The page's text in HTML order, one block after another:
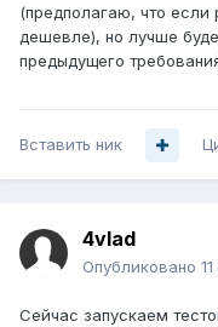
(предполагаю, что если
дешевле), но лучше
предыдущего
Вставить ник
4vlad
Опубликовано
Сейчас запускаем